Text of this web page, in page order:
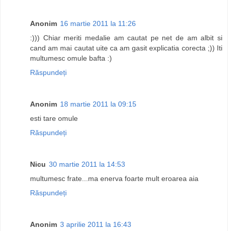
Anonim 16 martie 2011 la 11:26
:))) Chiar meriti medalie am cautat pe net de am albit si
cand am mai cautat uite ca am gasit explicatia corecta ;)) Iti
multumesc omule bafta :)
Răspundeți
Anonim 18 martie 2011 la 09:15
esti tare omule
Răspundeți
Nicu 30 martie 2011 la 14:53
multumesc frate...ma enerva foarte mult eroarea aia
Răspundeți
Anonim 3 aprilie 2011 la 16:43